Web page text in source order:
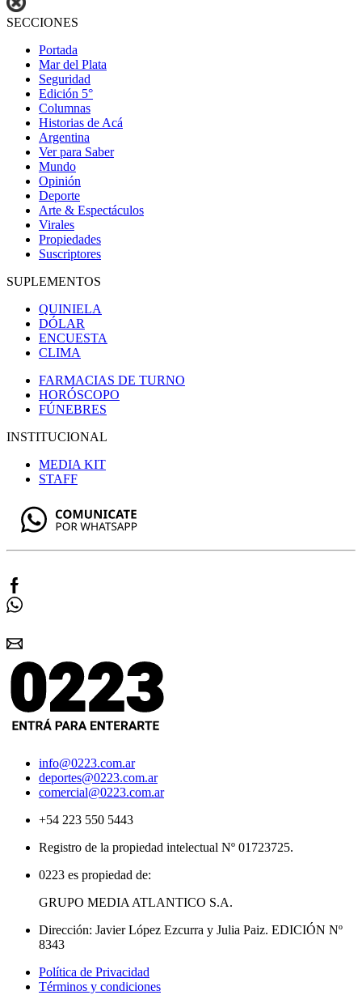
SECCIONES
Portada
Mar del Plata
Seguridad
Edición 5°
Columnas
Historias de Acá
Argentina
Ver para Saber
Mundo
Opinión
Deporte
Arte & Espectáculos
Virales
Propiedades
Suscriptores
SUPLEMENTOS
QUINIELA
DÓLAR
ENCUESTA
CLIMA
FARMACIAS DE TURNO
HORÓSCOPO
FÚNEBRES
INSTITUCIONAL
MEDIA KIT
STAFF
info@0223.com.ar
deportes@0223.com.ar
comercial@0223.com.ar
+54 223 550 5443
Registro de la propiedad intelectual Nº 01723725.
0223 es propiedad de:
GRUPO MEDIA ATLANTICO S.A.
Dirección: Javier López Ezcurra y Julia Paiz. EDICIÓN Nº
8343
Política de Privacidad
Términos y condiciones